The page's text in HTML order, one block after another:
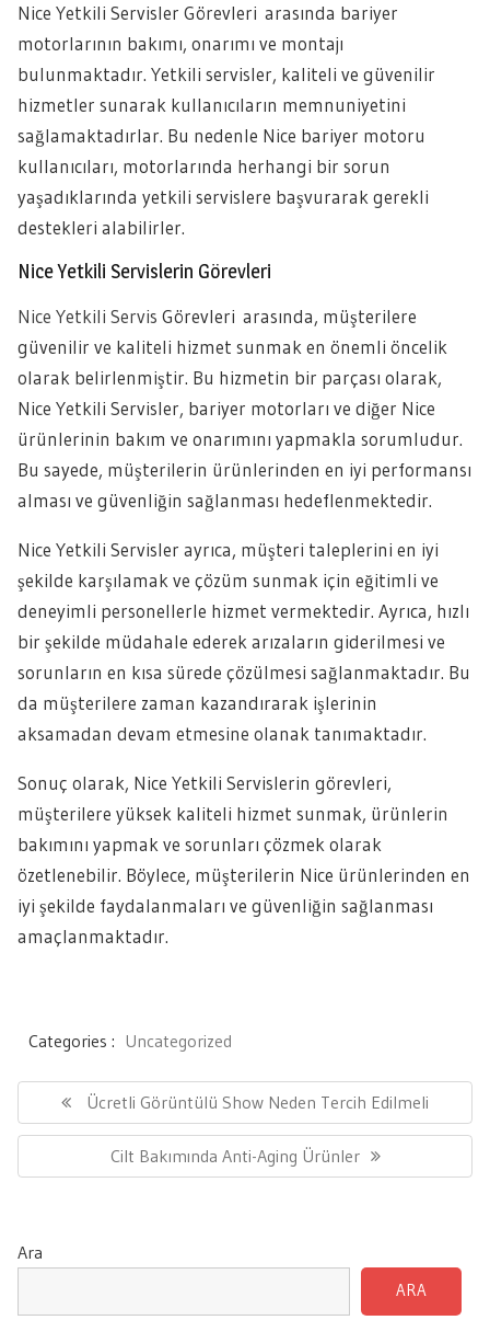
Nice Yetkili Servisler Görevleri arasında bariyer
motorlarının bakımı, onarımı ve montajı
bulunmaktadır. Yetkili servisler, kaliteli ve güvenilir
hizmetler sunarak kullanıcıların memnuniyetini
sağlamaktadırlar. Bu nedenle Nice bariyer motoru
kullanıcıları, motorlarında herhangi bir sorun
yaşadıklarında yetkili servislere başvurarak gerekli
destekleri alabilirler.
Nice Yetkili Servislerin Görevleri
Nice Yetkili Servis Görevleri arasında, müşterilere
güvenilir ve kaliteli hizmet sunmak en önemli öncelik
olarak belirlenmiştir. Bu hizmetin bir parçası olarak,
Nice Yetkili Servisler, bariyer motorları ve diğer Nice
ürünlerinin bakım ve onarımını yapmakla sorumludur.
Bu sayede, müşterilerin ürünlerinden en iyi performansı
alması ve güvenliğin sağlanması hedeflenmektedir.
Nice Yetkili Servisler ayrıca, müşteri taleplerini en iyi
şekilde karşılamak ve çözüm sunmak için eğitimli ve
deneyimli personellerle hizmet vermektedir. Ayrıca, hızlı
bir şekilde müdahale ederek arızaların giderilmesi ve
sorunların en kısa sürede çözülmesi sağlanmaktadır. Bu
da müşterilere zaman kazandırarak işlerinin
aksamadan devam etmesine olanak tanımaktadır.
Sonuç olarak, Nice Yetkili Servislerin görevleri,
müşterilere yüksek kaliteli hizmet sunmak, ürünlerin
bakımını yapmak ve sorunları çözmek olarak
özetlenebilir. Böylece, müşterilerin Nice ürünlerinden en
iyi şekilde faydalanmaları ve güvenliğin sağlanması
amaçlanmaktadır.
Categories : Uncategorized
Yazı
gezinmesiPrevious
Post:
Ücretli Görüntülü Show Neden Tercih Edilmeli
Next
Post:
Cilt Bakımında Anti-Aging Ürünler
Ara
ARA